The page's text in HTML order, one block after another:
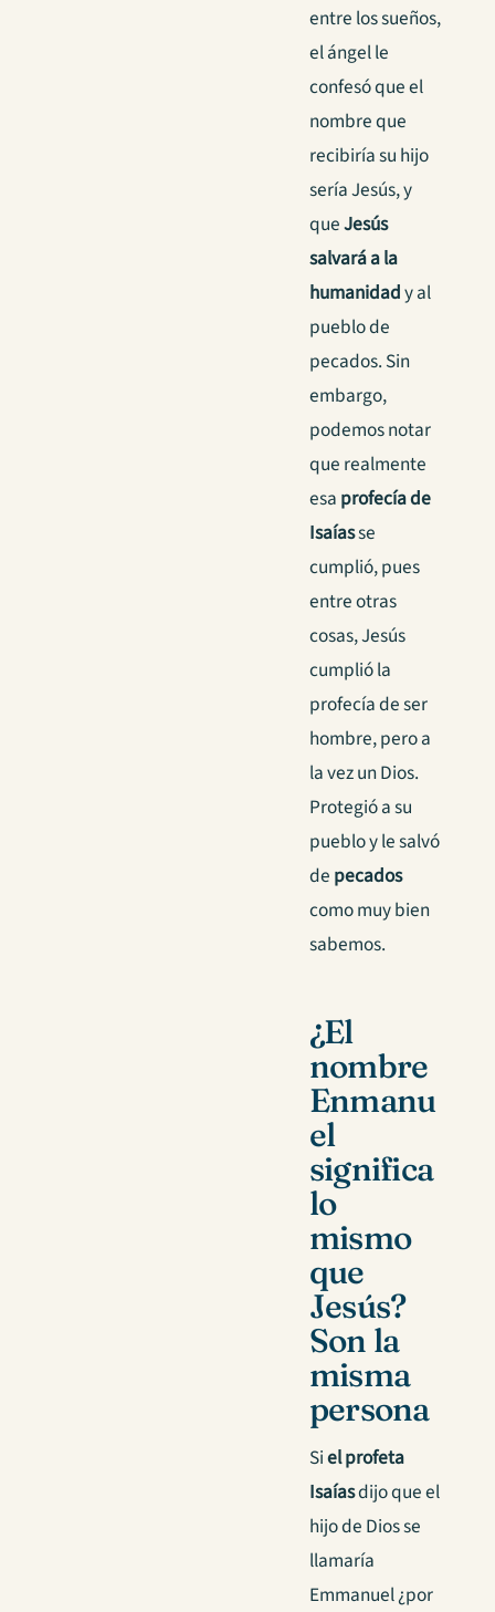
entre los sueños,
el ángel le
confesó que el
nombre que
recibiría su hijo
sería Jesús, y
queJesús
salvará a la
humanidady al
pueblo de
pecados. Sin
embargo,
podemos notar
que realmente
esa profecía de
Isaíasse
cumplió, pues
entre otras
cosas, Jesús
cumplió la
profecía de ser
hombre, pero a
la vez un Dios.
Protegió a su
pueblo y le salvó
de pecados
como muy bien
sabemos.
¿El
nombre
Enmanu
el
significa
lo
mismo
que
Jesús?
Son la
misma
persona
Siel profeta
Isaíasdijo que el
hijo de Dios se
llamaría
Emmanuel ¿por